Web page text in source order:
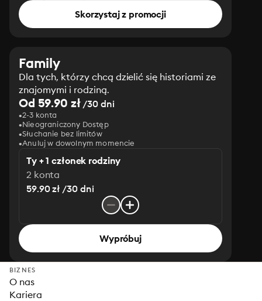
Skorzystaj z promocji
Family
Dla tych, którzy chcą dzielić się historiami ze
znajomymi i rodziną.
Od 59.90 zł/30 dni
2-3 konta
Nieograniczony Dostęp
Słuchanie bez limitów
Anuluj w dowolnym momencie
Ty + 1 członek rodziny
2 konta
59.90 zł /30 dni
Wypróbuj
BIZNES
O nas
Kariera